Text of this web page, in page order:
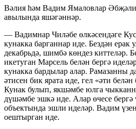
Вәлия һәм Вадим Ямаловлар
авылында яшәгәннәр.
— Вадимнар Чиләбе өлкәсендәге
кунакка барганнар иде. Бездән ерак
декабрьдә, шимбә көндез киттеләр.
икетуган Марсель белән бергә
кунакка бардылар алар. Рамазанны
әтисен бик ярата иде, гел «әти
Кунак булып, якшәмбе юлга
дүшәмбе эшкә иде. Алар өчесе бергә
объектында эшли иделәр. Вадим
оештырган иде.